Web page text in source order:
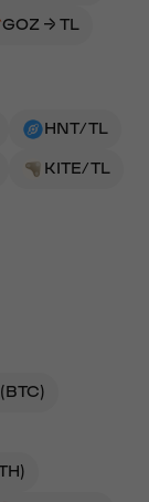
GOZ → TL
HNT/TL
KITE/TL